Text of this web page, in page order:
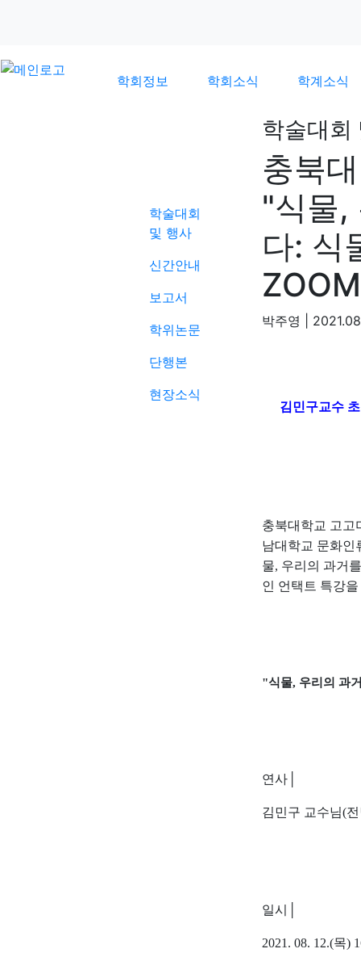
학회정보 학회소식 학계소식
학술대회
및 행사
신간안내
보고서
학위논문
단행본
현장소식
학술대회
충북
"식물,
다: 식
박주영
김민구교수
충북대학교 고
남대학교 문화
물, 우리의 과거
인 언택트 특강
"식물, 우리의 과
연사
김민구 교수님(
일시
2021. 08. 12.(목)